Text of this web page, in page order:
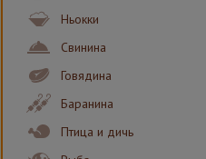
Ньокки
Свинина
Говядина
Баранина
Птица и дичь